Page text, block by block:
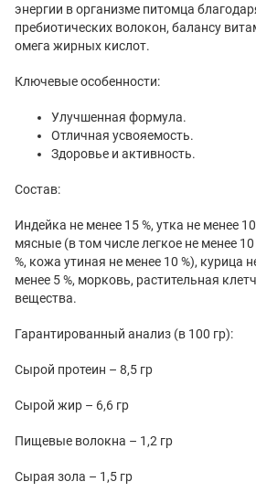
энергии в организме питомца
пребиотических волокон, балансу
омега жирных кислот.
Ключевые особенности:
Улучшенная формула.
Отличная усвояемость.
Здоровье и активность.
Состав:
Индейка не менее 15 %, утка не менее
мясные (в том числе легкое не менее 10
%, кожа утиная не менее 10 %), курица
менее 5 %, морковь, растительная
вещества.
Гарантированный анализ (в 100 гр):
Сырой протеин – 8,5 гр
Сырой жир – 6,6 гр
Пищевые волокна – 1,2 гр
Сырая зола – 1,5 гр